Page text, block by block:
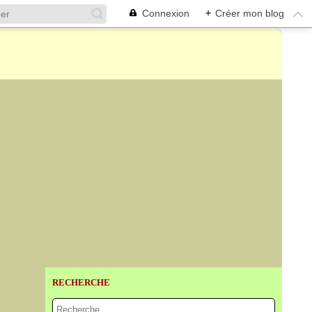
Connexion + Créer mon blog
RECHERCHE